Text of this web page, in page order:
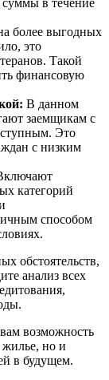
в течение
более выгодных
это
Такой
финансовую
В данном
заемщикам с
Это
с низким
категорий
способом
обстоятельств,
анализ всех
возможность
жилье, но и
в будущем.